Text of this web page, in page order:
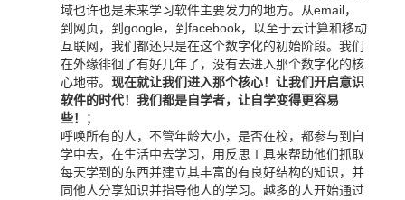
域也许也是未来学习软件主要发力的地方。从email，
到网页，到google，到facebook，以至于云计算和移动
互联网，我们都还只是在这个数字化的初始阶段。我们
在外缘徘徊了有好几年了，没有去进入那个数字化的核
心地带。 现在就让我们进入那个核心！让我们开启意识
软件的时代！我们都是自学者，让自学变得更容易
些！
；
呼唤所有的人，不管年龄大小，是否在校，都参与到自
学中去，在生活中去学习，用反思工具来帮助他们抓取
每天学到的东西并建立其丰富的有良好结构的知识，并
同他人分享知识并指导他人的学习。越多的人开始通过